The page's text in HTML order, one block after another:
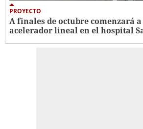
PROYECTO
A finales de octubre comenzará
acelerador lineal en el hospital